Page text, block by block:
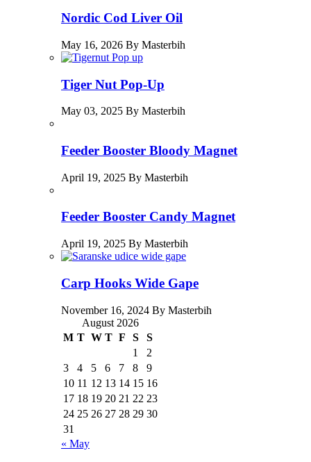
Nordic Cod Liver Oil
May 16, 2026 By Masterbih
Tiger Nut Pop-Up
May 03, 2025 By Masterbih
Feeder Booster Bloody Magnet
April 19, 2025 By Masterbih
Feeder Booster Candy Magnet
April 19, 2025 By Masterbih
Carp Hooks Wide Gape
November 16, 2024 By Masterbih
August 2026
M T W T F S
S
1
2
3
4 5 6 7 8
9
10 11 12 13 14 15 16
17 18 19 20 21 22 23
24 25 26 27 28 29 30
31
« May